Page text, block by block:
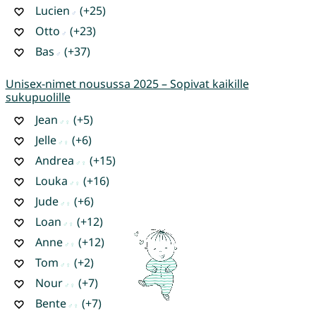
Lucien
(+25)
Otto
(+23)
Bas
(+37)
Unisex-nimet nousussa 2025 – Sopivat kaikille
sukupuolille
Jean
(+5)
Jelle
(+6)
Andrea
(+15)
Louka
(+16)
Jude
(+6)
Loan
(+12)
Anne
(+12)
Tom
(+2)
Nour
(+7)
Bente
(+7)